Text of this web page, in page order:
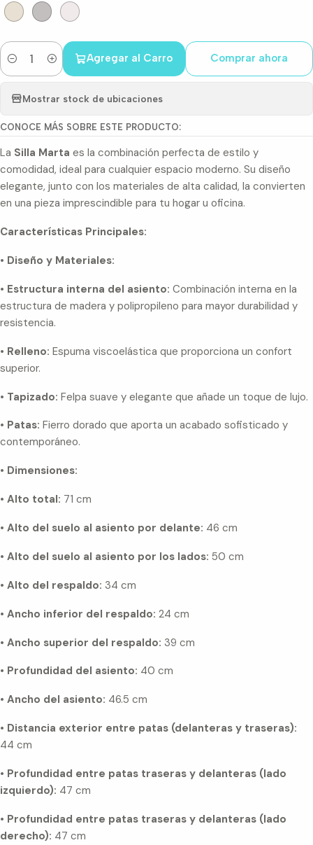
Cantidad
Agregar al Carro Comprar ahora
Mostrar stock de ubicaciones
CONOCE MÁS SOBRE ESTE PRODUCTO:
La Silla Marta es la combinación perfecta de estilo y
comodidad, ideal para cualquier espacio moderno. Su diseño
elegante, junto con los materiales de alta calidad, la convierten
en una pieza imprescindible para tu hogar u oficina.
Características Principales:
• Diseño y Materiales:
• Estructura interna del asiento: Combinación interna en la
estructura de madera y polipropileno para mayor durabilidad y
resistencia.
• Relleno: Espuma viscoelástica que proporciona un confort
superior.
• Tapizado: Felpa suave y elegante que añade un toque de lujo.
• Patas: Fierro dorado que aporta un acabado sofisticado y
contemporáneo.
• Dimensiones:
• Alto total: 71 cm
• Alto del suelo al asiento por delante: 46 cm
• Alto del suelo al asiento por los lados: 50 cm
• Alto del respaldo: 34 cm
• Ancho inferior del respaldo: 24 cm
• Ancho superior del respaldo: 39 cm
• Profundidad del asiento: 40 cm
• Ancho del asiento: 46.5 cm
• Distancia exterior entre patas (delanteras y traseras):
44 cm
• Profundidad entre patas traseras y delanteras (lado
izquierdo): 47 cm
• Profundidad entre patas traseras y delanteras (lado
derecho): 47 cm